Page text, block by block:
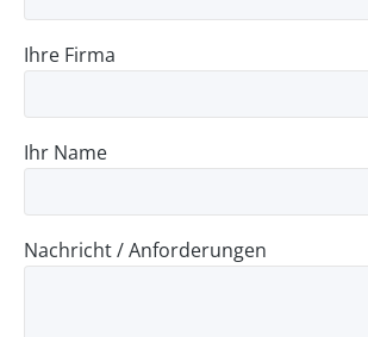
Ihre Firma
Ihr Name
Nachricht / Anforderungen